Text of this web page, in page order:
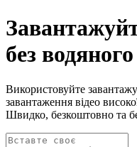
без
Використовуйте
завантаження відео
Швидко, безкоштовно та